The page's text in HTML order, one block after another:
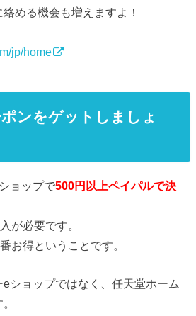
める機会も増えますよ！
jp/home
ンをゲットしましょ
ョップで500円以上ペイパルで決
が必要です。
お得ということです。
ショップではなく、任天堂ホーム